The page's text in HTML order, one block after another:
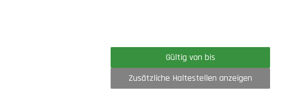
Gültig von bis
Zusätzliche Haltestellen anzeigen